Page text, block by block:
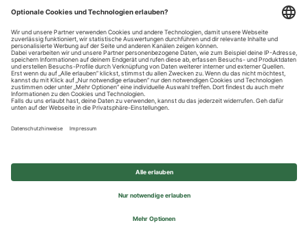
Datenschutzhinweise
Impressum
Privatsphäre-Einstellungen
© 2026 REWE Group - All rights reserved